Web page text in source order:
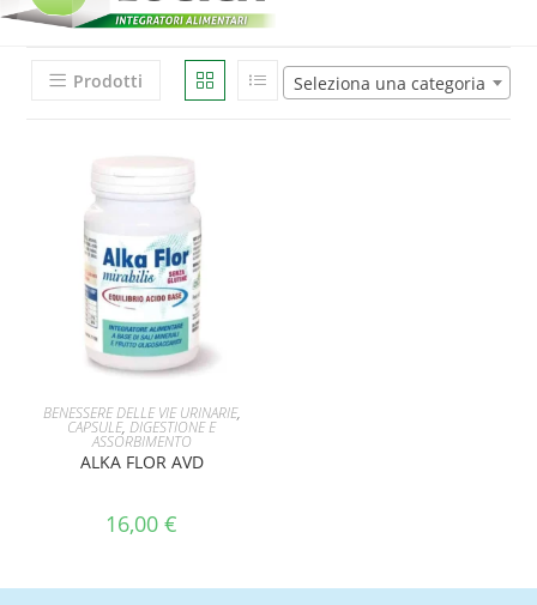
Seleziona una categoria
Prodotti
AGGIUNGI AL CARRELLO
BENESSERE DELLE VIE URINARIE,
CAPSULE,DIGESTIONE E
ASSORBIMENTO
ALKA FLOR AVD
16,00€